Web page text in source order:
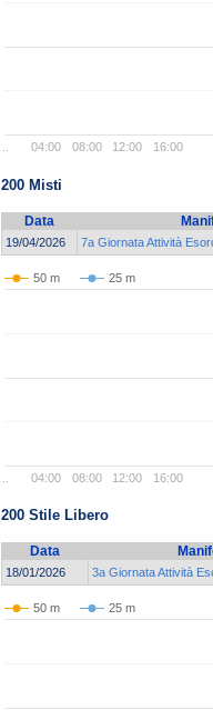
04:00 08:00 12:00 16:00
200 Misti
Data
19/04/2026 7a Giornata Attività
50 m 25 m
04:00 08:00 12:00 16:00
200 Stile Libero
Data
18/01/2026 3a Giornata Attività
50 m 25 m